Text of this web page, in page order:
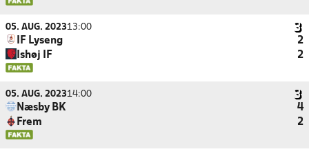
05. AUG. 202313:00
IF Lyseng
2
Ishøj IF
2
05. AUG. 202314:00
Næsby BK
4
Frem
2